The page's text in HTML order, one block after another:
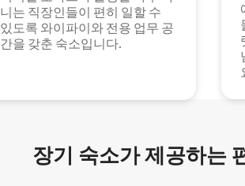
니는 직장인들이 편히 일할 수
있도록 와이파이와 전용 업무 공
간을 갖춘 숙소입니다.
장기 숙소가 제공하는